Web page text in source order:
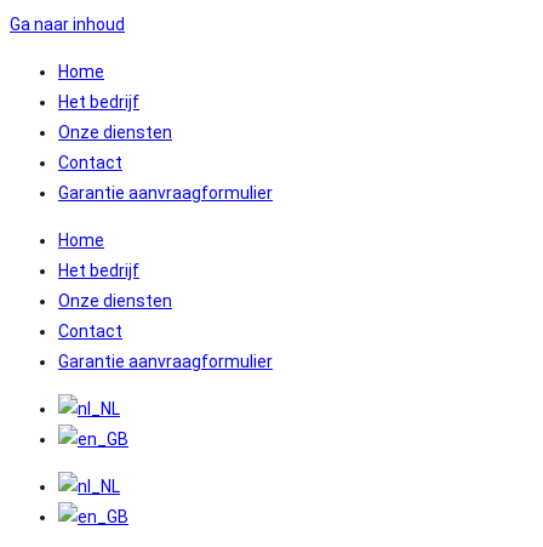
Ga naar inhoud
Home
Het bedrijf
Onze diensten
Contact
Garantie aanvraagformulier
Home
Het bedrijf
Onze diensten
Contact
Garantie aanvraagformulier